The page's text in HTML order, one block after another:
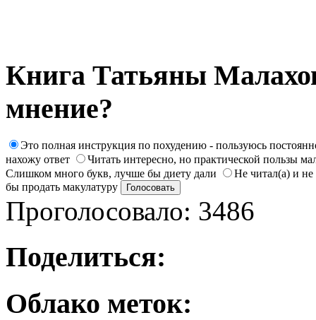
Книга Татьяны
мнение?
Это полная инструкция по похудению - пользуюсь
нахожу ответ
Читать интересно, но практической пользы
Слишком много букв, лучше бы диету дали
Не читал(а) и не
бы продать макулатуру
Проголосовало: 3486
Поделиться:
Облако меток: